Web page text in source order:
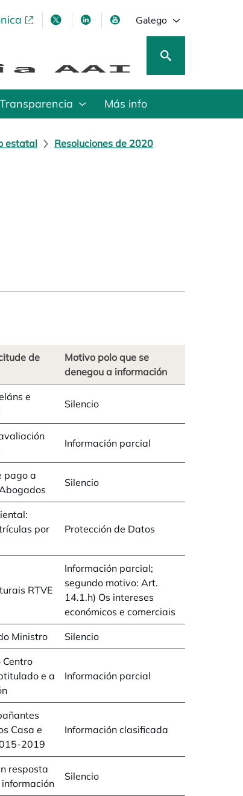
in a new tabopens in a new tab
opens in a new tab
opens in a new tab
Galego
Transparencia Más info
estatal Resoluciones de 2020
de
Motivo polo que se
denegou a información
e
Silencio
Información parcial
pago a
Silencio
por
Protección de Datos
RTVE
Información parcial;
segundo motivo: Art.
14.1.h) Os intereses
económicos e comerciais
Ministro Silencio
Centro
e a
Información parcial
Casa e
2019
Información clasificada
resposta
Silencio